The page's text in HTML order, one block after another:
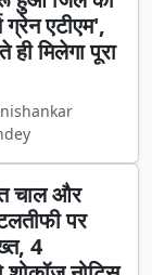
ग्रेन एटीएम',
मिलेगा पूरा
चाल और
पर
4